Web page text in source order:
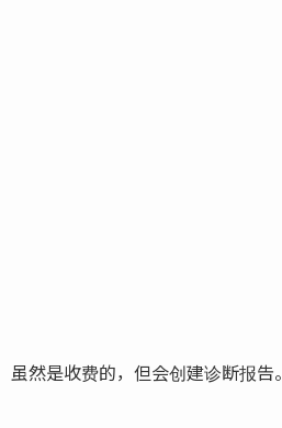
然是收费的，但会创建诊断报告。